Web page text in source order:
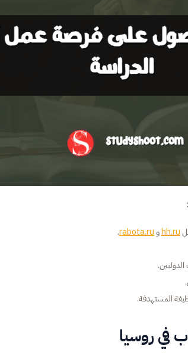
hh.ruوrabota.ru
.
المستهدفة.
في روسيا